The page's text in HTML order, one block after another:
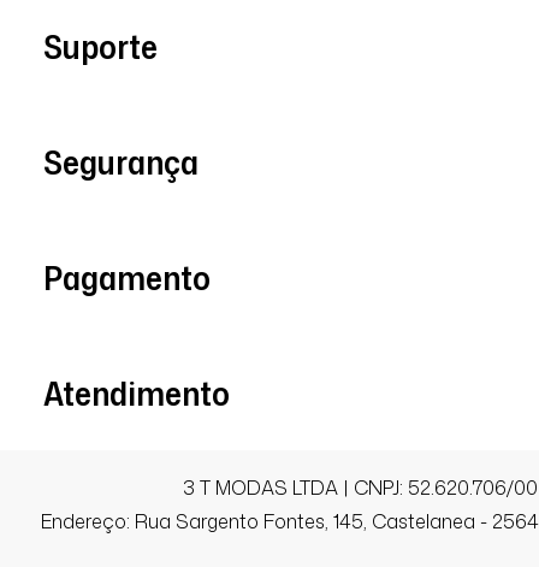
Tatiana G.
Comprador Verificado
27/09/2025 às 21h47
Indaiatuba / SP
Super confortável e linda!
Suporte
Segurança
Pagamento
Atendimento
3 T MODAS LTDA | CNPJ: 52.620.706/
Endereço: Rua Sargento Fontes, 145, Castelanea -